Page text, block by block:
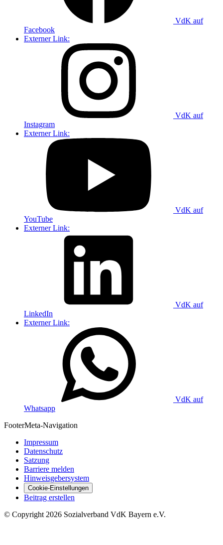
VdK auf
Facebook
Externer Link:
VdK auf
Instagram
Externer Link:
VdK auf
YouTube
Externer Link:
VdK auf
LinkedIn
Externer Link:
VdK auf
Whatsapp
FooterMeta-Navigation
Impressum
Datenschutz
Satzung
Barriere melden
Hinweisgebersystem
Cookie-Einstellungen
Beitrag erstellen
© Copyright 2026 Sozialverband VdK Bayern e.V.